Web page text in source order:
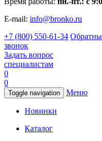
E-mail: info@bronko.ru
+7 (800) 550-61-34
звонок
Задать вопрос
специалистам
0
0
Toggle navigation Меню
Новинки
Каталог